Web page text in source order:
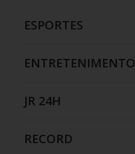
ESPORTES
ENTRETENIMENTO
JR 24H
RECORD